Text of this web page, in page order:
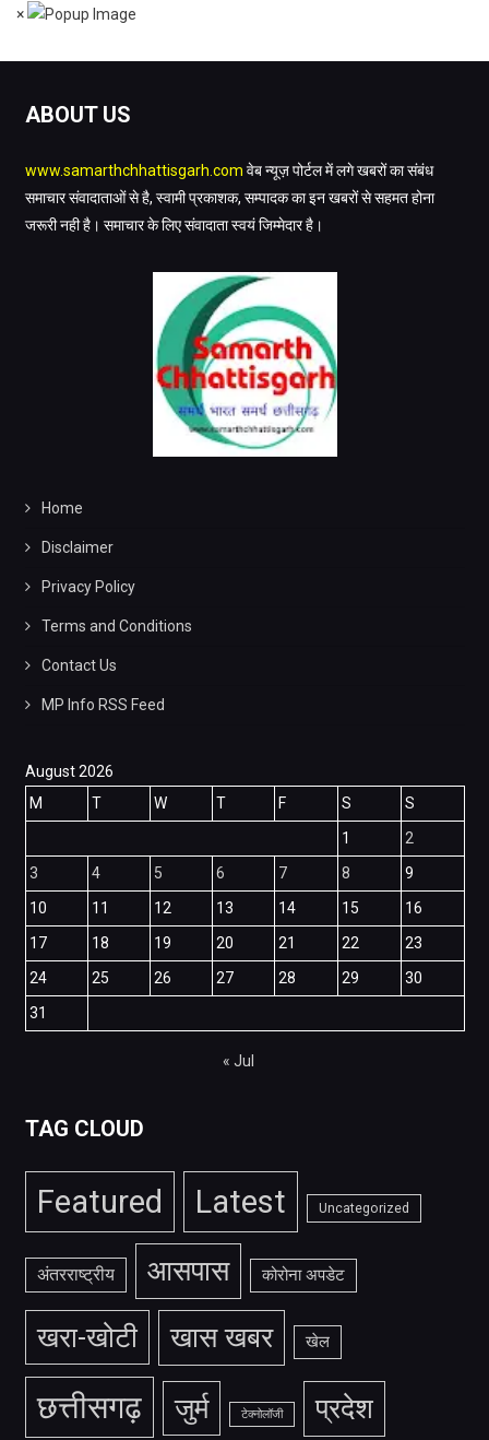
×
ABOUT US
www.samarthchhattisgarh.com वेब न्यूज़ पोर्टल में लगे खबरों का संबंध
समाचार संवादाताओं से है, स्वामी प्रकाशक, सम्पादक का इन खबरों से सहमत होना
जरूरी नही है। समाचार के लिए संवादाता स्वयं जिम्मेदार है।
Home
Disclaimer
Privacy Policy
Terms and Conditions
Contact Us
MP Info RSS Feed
August 2026
M
T W T F S
S
1
2
3
4 5 6 7 8
9
10
11 12 13 14 15
16
17
18 19 20 21 22
23
24
25 26 27 28 29
30
31
« Jul
TAG CLOUD
Featured Latest Uncategorized
अंतरराष्ट्रीय आसपास कोरोना अपडेट
खरा-खोटी खास खबर खेल
छत्तीसगढ़ जुर्म टेक्नोलॉजी प्रदेश